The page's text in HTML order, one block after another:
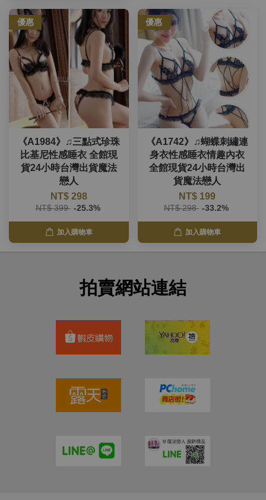
優惠
《A1984》♫三點式珍珠
比基尼性感睡衣 全館現
貨24小時台灣出貨魔法
戀人
NT$ 298
NT$ 399 -25.3%
加入購物車
優惠
《A1742》♫蝴蝶刺繡連
身衣性感睡衣情趣內衣
全館現貨24小時台灣出
貨魔法戀人
NT$ 199
NT$ 298 -33.2%
加入購物車
拍賣網站連結